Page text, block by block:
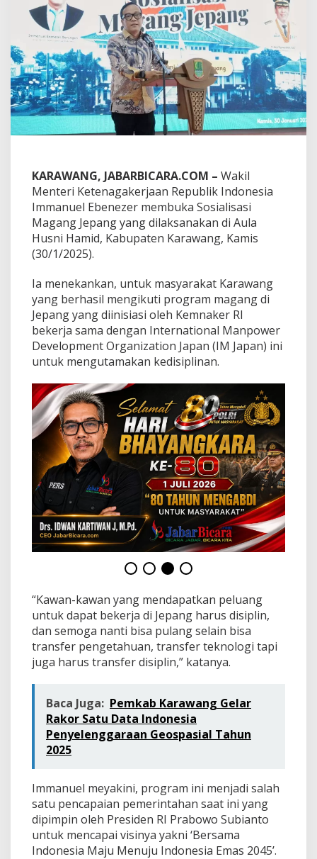
r
S
o
s
i
a
l
s
r
o
g
r
a
m
g
a
g
e
p
n
u
n
t
u
k
W
a
r
g
a
K
a
r
a
a
n
g
KARAWANG, JABARBICARA.COM – Wakil
Menteri Ketenagakerjaan Republik Indonesia
Immanuel Ebenezer membuka Sosialisasi
Magang Jepang yang dilaksanakan di Aula
Husni Hamid, Kabupaten Karawang, Kamis
(30/1/2025).
Ia menekankan, untuk masyarakat Karawang
yang berhasil mengikuti program magang di
Jepang yang diinisiasi oleh Kemnaker RI
bekerja sama dengan International Manpower
Development Organization Japan (IM Japan) ini
untuk mengutamakan kedisiplinan.
“Kawan-kawan yang mendapatkan peluang
untuk dapat bekerja di Jepang harus disiplin,
dan semoga nanti bisa pulang selain bisa
transfer pengetahuan, transfer teknologi tapi
juga harus transfer disiplin,” katanya.
Baca Juga: Pemkab Karawang Gelar
Rakor Satu Data Indonesia
Penyelenggaraan Geospasial Tahun
2025
Immanuel meyakini, program ini menjadi salah
satu pencapaian pemerintahan saat ini yang
dipimpin oleh Presiden RI Prabowo Subianto
untuk mencapai visinya yakni ‘Bersama
Indonesia Maju Menuju Indonesia Emas 2045’.